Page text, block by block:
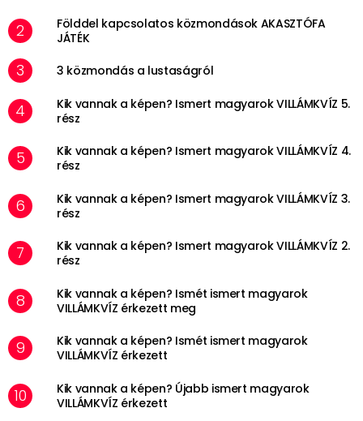
Földdel kapcsolatos közmondások AKASZTÓFA
JÁTÉK
3 közmondás a lustaságról
Kik vannak a képen? Ismert magyarok VILLÁMKVÍZ 5.
rész
Kik vannak a képen? Ismert magyarok VILLÁMKVÍZ 4.
rész
Kik vannak a képen? Ismert magyarok VILLÁMKVÍZ 3.
rész
Kik vannak a képen? Ismert magyarok VILLÁMKVÍZ 2.
rész
Kik vannak a képen? Ismét ismert magyarok
VILLÁMKVÍZ érkezett meg
Kik vannak a képen? Ismét ismert magyarok
VILLÁMKVÍZ érkezett
Kik vannak a képen? Újabb ismert magyarok
VILLÁMKVÍZ érkezett